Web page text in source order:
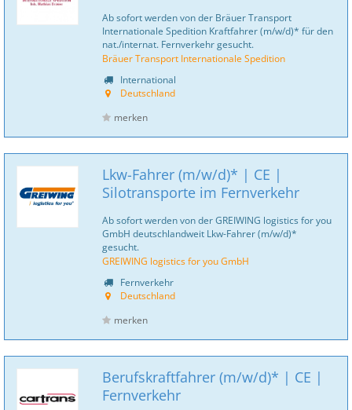
Ab sofort werden von der Bräuer Transport
Internationale Spedition Kraftfahrer (m/w/d)* für den
nat./internat. Fernverkehr gesucht.
Bräuer Transport Internationale Spedition
International
Deutschland
merken
Lkw-Fahrer (m/w/d)* | CE |
Silotransporte im Fernverkehr
Ab sofort werden von der GREIWING logistics for you
GmbH deutschlandweit Lkw-Fahrer (m/w/d)*
gesucht.
GREIWING logistics for you GmbH
Fernverkehr
Deutschland
merken
Berufskraftfahrer (m/w/d)* | CE |
Fernverkehr